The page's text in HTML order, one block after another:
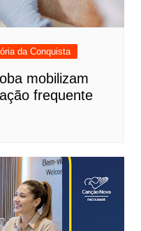
da Conquista
mobilizam
frequente